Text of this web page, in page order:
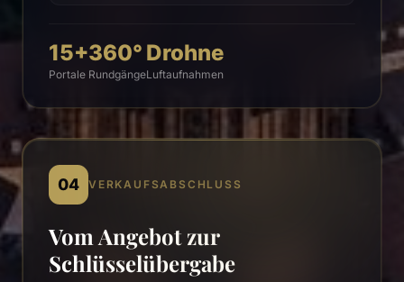
15+
Portale
360°
Rundgänge
Drohne
Luftaufnahmen
04 VERKAUFSABSCHLUSS
Vom Angebot zur
Schlüsselübergabe